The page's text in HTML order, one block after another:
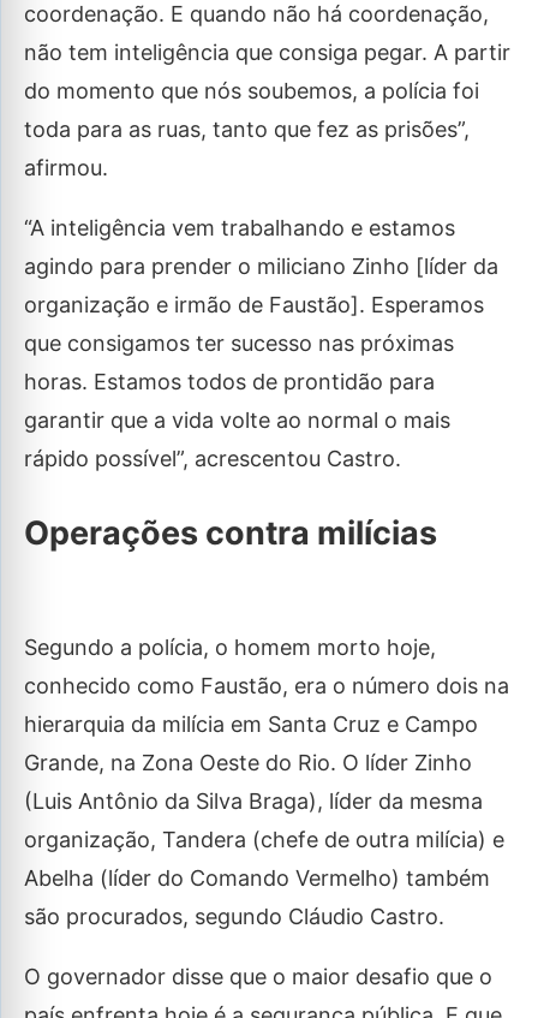
coordenação. E quando não há coordenação,
não tem inteligência que consiga pegar. A partir
do momento que nós soubemos, a polícia foi
toda para as ruas, tanto que fez as prisões”,
afirmou.
“A inteligência vem trabalhando e estamos
agindo para prender o miliciano Zinho [líder da
organização e irmão de Faustão]. Esperamos
que consigamos ter sucesso nas próximas
horas. Estamos todos de prontidão para
garantir que a vida volte ao normal o mais
rápido possível”, acrescentou Castro.
Operações contra milícias
Segundo a polícia, o homem morto hoje,
conhecido como Faustão, era o número dois na
hierarquia da milícia em Santa Cruz e Campo
Grande, na Zona Oeste do Rio. O líder Zinho
(Luis Antônio da Silva Braga), líder da mesma
organização, Tandera (chefe de outra milícia) e
Abelha (líder do Comando Vermelho) também
são procurados, segundo Cláudio Castro.
O governador disse que o maior desafio que o